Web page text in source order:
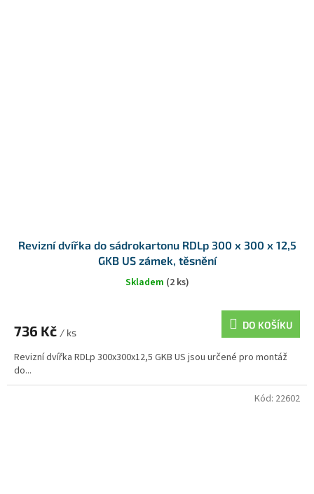
Revizní dvířka do sádrokartonu RDLp 300 x 300 x 12,5
GKB US zámek, těsnění
Skladem (2 ks)
736 Kč / ks
DO KOŠÍKU
Revizní dvířka RDLp 300x300x12,5 GKB US jsou určené pro montáž
do...
Kód: 22602